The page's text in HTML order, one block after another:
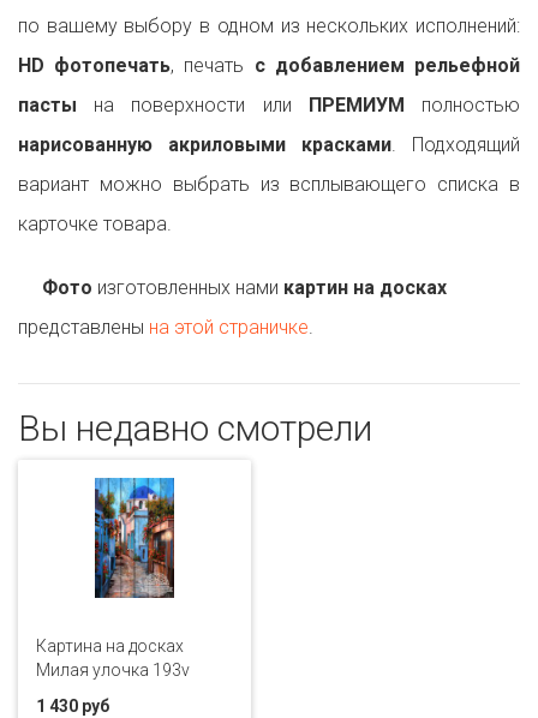
по вашему выбору в одном из нескольких исполнений:
HD фотопечать, печать с добавлением рельефной
пасты на поверхности или ПРЕМИУМ
полностью
нарисованную акриловыми красками. Подходящий
вариант можно выбрать из всплывающего списка в
карточке товара.
Фото изготовленных нами картин на досках
представлены на этой страничке.
Вы недавно смотрели
Картина на досках
Милая улочка 193v
1 430 руб